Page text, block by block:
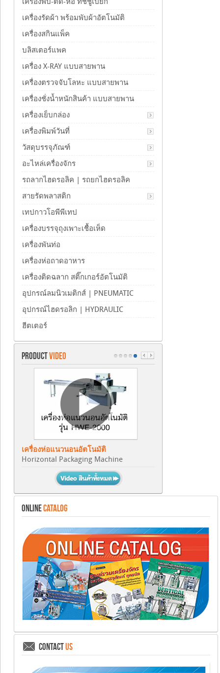
เครื่องรัดผ้า พร้อมพับผ้าอัตโนมัติ
เครื่องสกินแพ็ค
บลิสเตอร์แพค
เครื่อง X-RAY แบบสายพาน
เครื่องตรวจจับโลหะ แบบสายพาน
เครื่องชั่งน้ำหนักสินค้า แบบสายพาน
เครื่องเย็บกล่อง
เครื่องพิมพ์วันที่
วัสดุบรรจุภัณฑ์
อะไหล่เครื่องจักร
รถลากไฮดรอลิค | รถยกไฮดรอลิค
สายรัดพลาสติก
เทปกาวโอพีพีเทป
เครื่องบรรจุถุงเพาะเชื้อเห็ด
เครื่องพันท่อ
เครื่องห่อถาดอาหาร
เครื่องติดฉลาก สติ๊กเกอร์อัตโนมัติ
อุปกรณ์ลมนิวเมติกส์ | PNEUMATIC
อุปกรณ์ไฮดรอลิก | HYDRAULIC
ฮีตเตอร์
PRODUCTVIDEO
เครื่องห่อแนวนอนอัตโนมัติ
Horizontal Packaging Machine
ONLINECATALOG
CONTACTUS